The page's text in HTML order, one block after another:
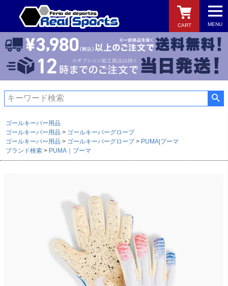
MENU
CART
検索
ゴールキーパー用品
ゴールキーパー用品
ゴールキーパーグローブ
ゴールキーパー用品
ゴールキーパーグローブ
PUMA|プーマ
ブランド検索
PUMA｜プーマ